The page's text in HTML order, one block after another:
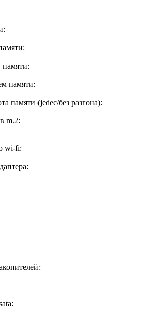
памяти:
памяти:
памяти (jedec/без разгона):
m.2:
wi-fi: